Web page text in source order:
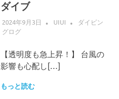
ダイブ
2024年9月3日 UIUI
ダイビン
グログ
【透明度も急上昇！】 台風の
影響も心配し[…]
もっと読む